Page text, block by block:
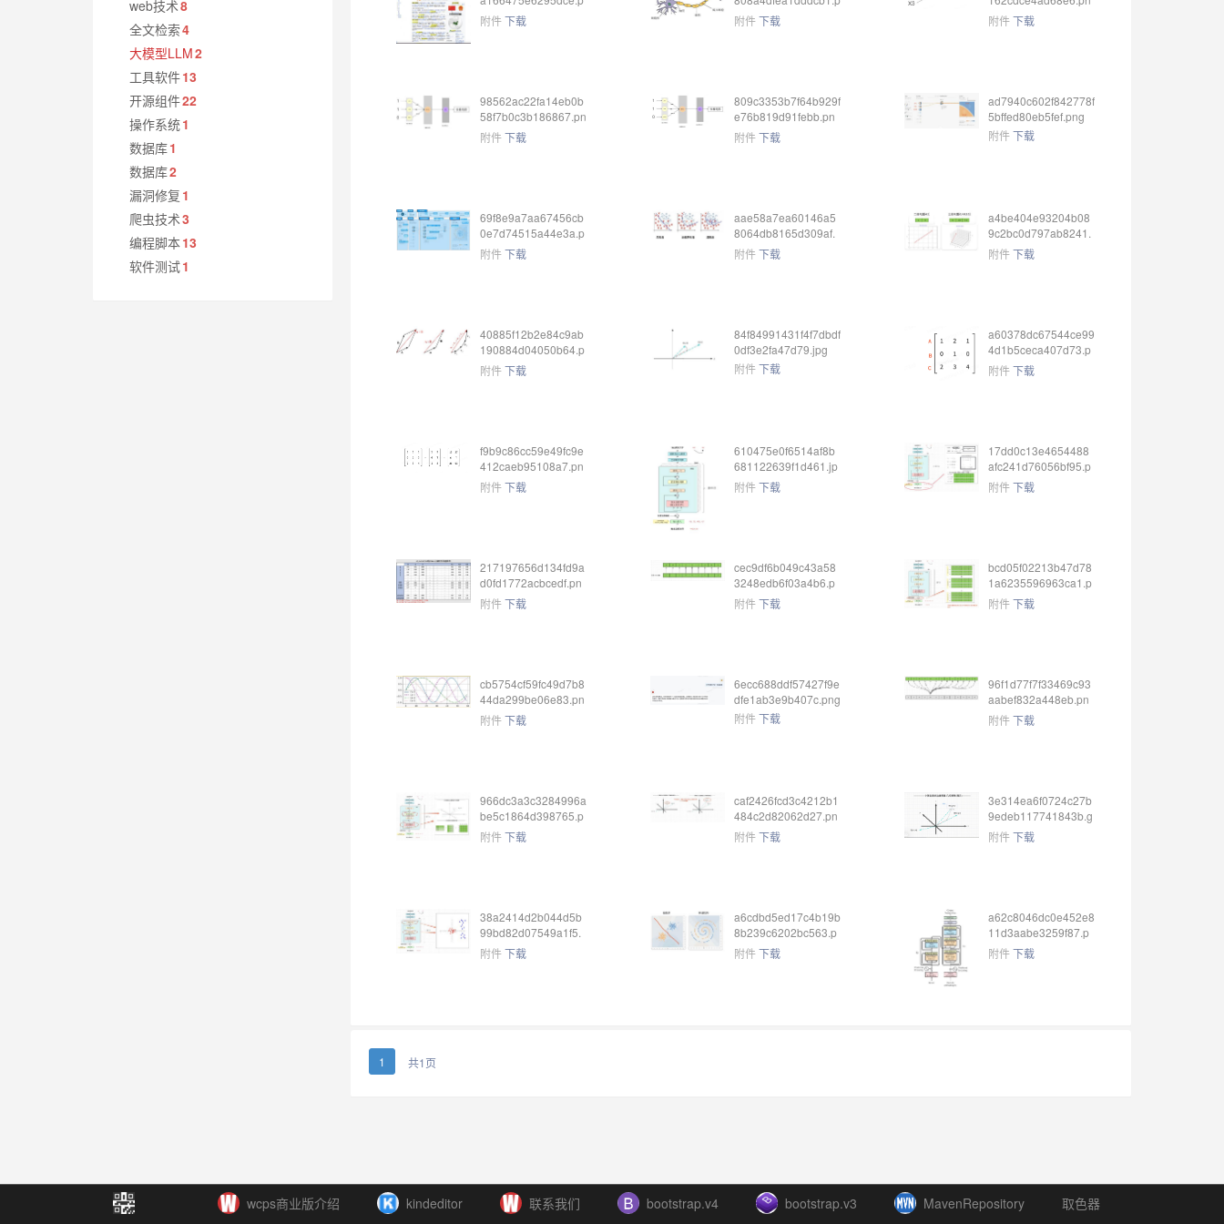
web技术8
全文检索4
大模型LLM2
工具软件13
开源组件22
操作系统1
数据库1
数据库2
漏洞修复 1
爬虫技术3
编程脚本13
软件测试1
ng
附件下载
ng
附件下载
g
附件下载
98562ac22fa14eb0b
58f7b0c3b186867.pn
g
附件下载
809c3353b7f64b929f
e76b819d91febb.pn
g
附件下载
ad7940c602f842778f
5bffed80eb5fef.png
附件下载
69f8e9a7aa67456cb
0e7d74515a44e3a.p
ng
附件下载
aae58a7ea60146a5
8064db8165d309af.
png
附件下载
a4be404e93204b08
9c2bc0d797ab8241.
png
附件下载
40885f12b2e84c9ab
190884d04050b64.p
ng
附件下载
84f84991431f4f7dbdf
0df3e2fa47d79.jpg
附件下载
a60378dc67544ce99
4d1b5ceca407d73.p
ng
附件下载
f9b9c86cc59e49fc9e
412caeb95108a7.pn
g
附件下载
610475e0f6514af8b
681122639f1d461.jp
g
附件下载
17dd0c13e4654488
afc241d76056bf95.p
ng
附件下载
217197656d134fd9a
d0fd1772acbcedf.pn
g
附件下载
cec9df6b049c43a58
3248edb6f03a4b6.p
ng
附件下载
bcd05f02213b47d78
1a6235596963ca1.p
ng
附件下载
cb5754cf59fc49d7b8
44da299be06e83.pn
g
附件下载
6ecc688ddf57427f9e
dfe1ab3e9b407c.png
附件下载
96f1d77f7f33469c93
aabef832a448eb.pn
g
附件下载
966dc3a3c3284996a
be5c1864d398765.p
ng
附件下载
caf2426fcd3c4212b1
484c2d82062d27.pn
g
附件下载
3e314ea6f0724c27b
9edeb117741843b.g
if
附件下载
38a2414d2b044d5b
99bd82d07549a1f5.
png
附件下载
a6cdbd5ed17c4b19b
8b239c6202bc563.p
ng
附件下载
a62c8046dc0e452e8
11d3aabe3259f87.p
ng
附件下载
1 共1页
wcps商业版介绍 kindeditor 联系我们 bootstrap.v4 bootstrap.v3 MavenRepository
取色器